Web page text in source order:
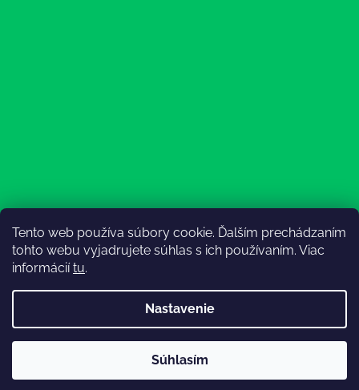
Tento web používa súbory cookie. Ďalším prechádzaním
tohto webu vyjadrujete súhlas s ich používaním. Viac
informáciítu.
Nastavenie
Súhlasím
💚Doprava od 130€ zadarmo💚
Sledovať na Instagrame